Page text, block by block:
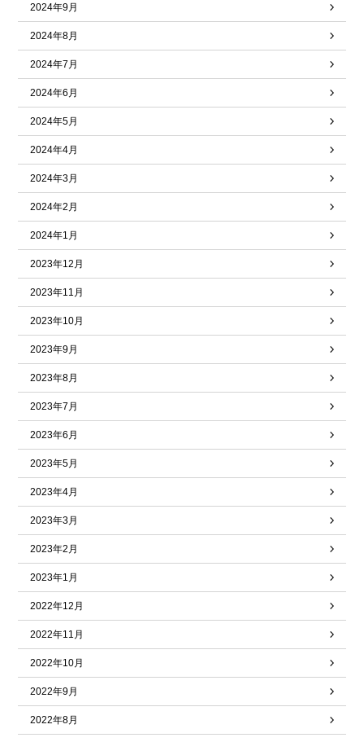
2024年9月
2024年8月
2024年7月
2024年6月
2024年5月
2024年4月
2024年3月
2024年2月
2024年1月
2023年12月
2023年11月
2023年10月
2023年9月
2023年8月
2023年7月
2023年6月
2023年5月
2023年4月
2023年3月
2023年2月
2023年1月
2022年12月
2022年11月
2022年10月
2022年9月
2022年8月